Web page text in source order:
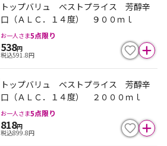
トップバリュ ベストプライス 芳醇辛
口（ＡＬＣ．１４度） ９００ｍｌ
お一人さま5点限り
538円
税込591.8円
トップバリュ ベストプライス 芳醇辛
口（ＡＬＣ．１４度） ２０００ｍｌ
お一人さま5点限り
818円
税込899.8円